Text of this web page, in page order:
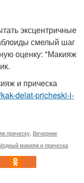
эксцентричные
смелый шаг
оценку: "Макияж
и прическа
delat-pricheski-i-
прическу Вечерние
макияж и прическа